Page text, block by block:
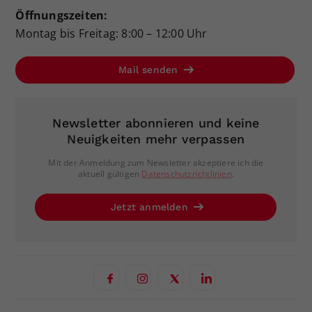
Öffnungszeiten:
Montag bis Freitag: 8:00 – 12:00 Uhr
Mail senden
Newsletter abonnieren und keine
Neuigkeiten mehr verpassen
Mit der Anmeldung zum Newsletter akzeptiere ich die
aktuell gültigen Datenschutzrichtlinien.
Jetzt anmelden